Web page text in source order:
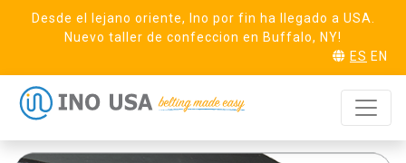
Desde el lejano oriente, Ino por fin ha llegado a USA.
Nuevo taller de confeccion en Buffalo, NY!
ES EN
Easy 20 Smooth x
IP Black
SOLICITA MUESTRA